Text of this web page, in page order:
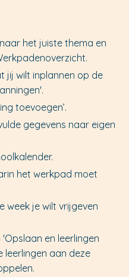
het juiste thema en
jij wilt inplannen op de
toevoegen’.
gegevens naar eigen
het werkpad moet
week je wilt vrijgeven
'Opslaan en leerlingen
leerlingen aan deze